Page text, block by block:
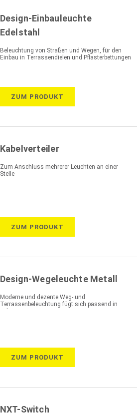
Design-Einbauleuchte
Edelstahl
Beleuchtung von Straßen und Wegen, für den
Einbau in Terrassendielen und Pflasterbettungen
ZUM PRODUKT
Kabelverteiler
Zum Anschluss mehrerer Leuchten an einer
Stelle
ZUM PRODUKT
Design-Wegeleuchte Metall
Moderne und dezente Weg- und
Terrassenbeleuchtung fügt sich passend in
jeden Garten ein
ZUM PRODUKT
NXT-Switch